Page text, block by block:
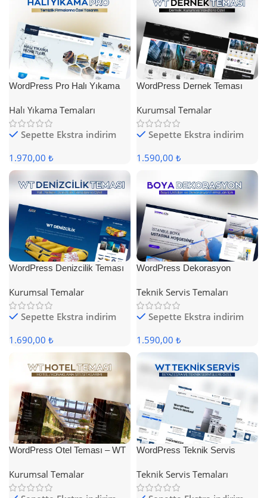
WordPress Pro Halı Yıkama
Halı Yıkama Temaları
Sepette Ekstra indirim
1.970,00 ₺
WordPress Dernek Teması
Kurumsal Temalar
Sepette Ekstra indirim
1.590,00 ₺
WordPress Denizcilik Teması
Kurumsal Temalar
Sepette Ekstra indirim
1.690,00 ₺
WordPress Dekorasyon
Teknik Servis Temaları
Sepette Ekstra indirim
1.590,00 ₺
WordPress Otel Teması – WT
Kurumsal Temalar
WordPress Teknik Servis
Teknik Servis Temaları